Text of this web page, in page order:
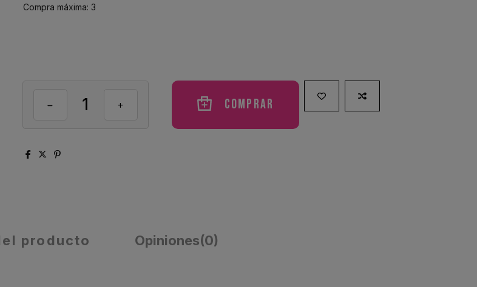
Compra máxima: 3
Comprar
producto Opiniones(0)